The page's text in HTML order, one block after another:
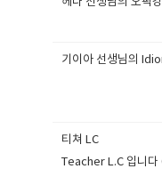
기이아 선생님의
티쳐 LC
Teacher L.C 입니다